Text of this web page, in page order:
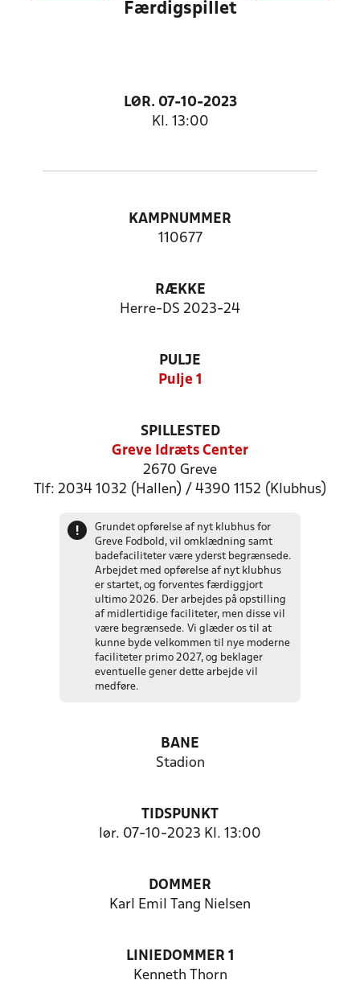
Færdigspillet
LØR. 07-10-2023
Kl. 13:00
KAMPNUMMER
110677
RÆKKE
Herre-DS 2023-24
PULJE
Pulje 1
SPILLESTED
Greve Idræts Center
2670 Greve
Tlf: 2034 1032 (Hallen) / 4390 1152 (Klubhus)
!
Grundet opførelse af nyt klubhus for
Greve Fodbold, vil omklædning samt
badefaciliteter være yderst begrænsede.
Arbejdet med opførelse af nyt klubhus
er startet, og forventes færdiggjort
ultimo 2026. Der arbejdes på opstilling
af midlertidige faciliteter, men disse vil
være begrænsede. Vi glæder os til at
kunne byde velkommen til nye moderne
faciliteter primo 2027, og beklager
eventuelle gener dette arbejde vil
medføre.
BANE
Stadion
TIDSPUNKT
lør. 07-10-2023 Kl. 13:00
DOMMER
Karl Emil Tang Nielsen
LINIEDOMMER 1
Kenneth Thorn